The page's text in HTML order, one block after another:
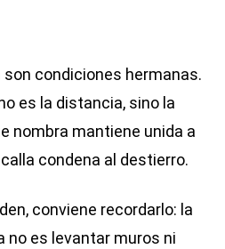
son condiciones hermanas.
es la distancia, sino la
nombra mantiene unida a
condena al destierro.
conviene recordarlo: la
no es levantar muros ni